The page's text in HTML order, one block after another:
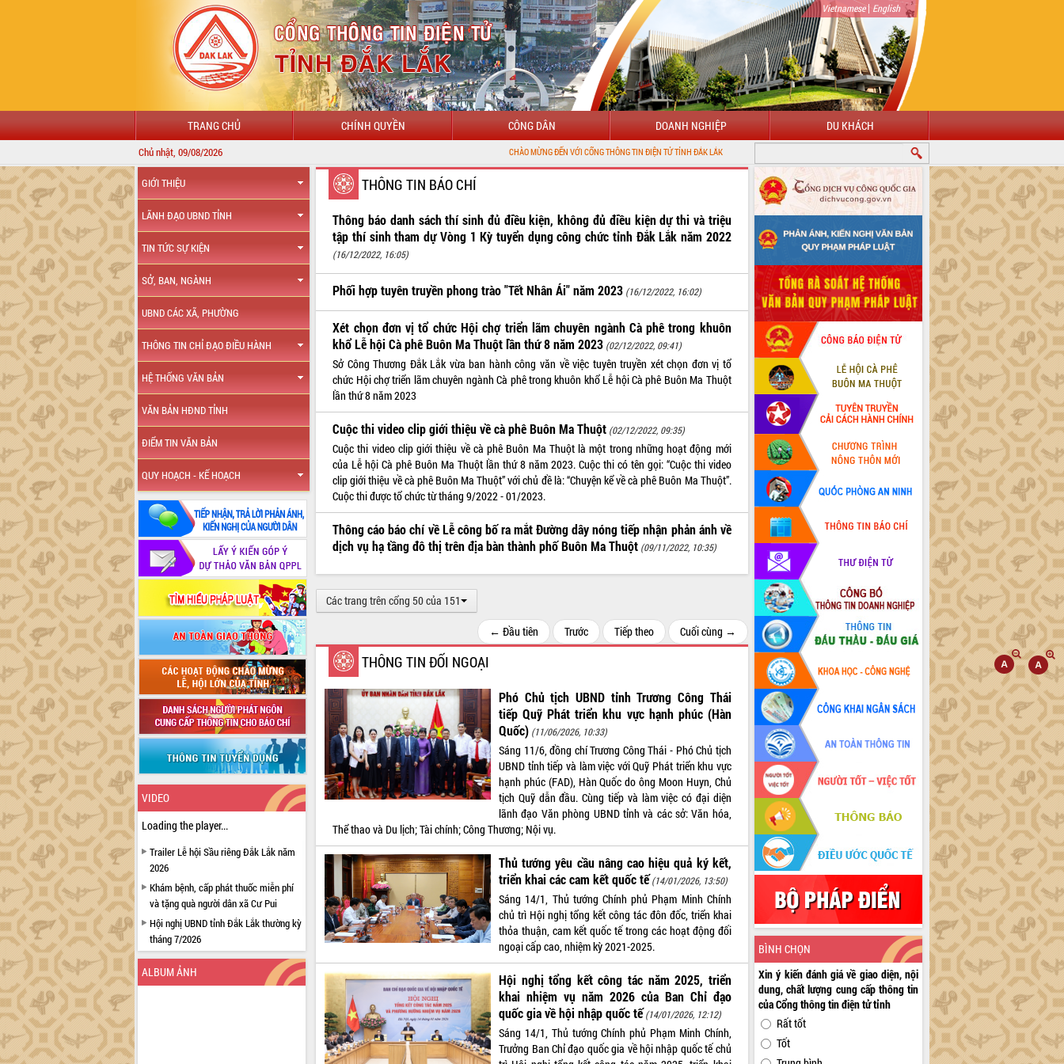
Vietnamese| English
TRANG CHỦ CHÍNH QUYỀN CÔNG DÂN DOANH NGHIỆP DU KHÁCH
Chủ nhật, 09/08/2026 CHÀO MỪNG ĐẾN VỚI CỔNG THÔNG TIN ĐIỆN TỬ TỈNH ĐẮK LẮK
GIỚI THIỆU
LÃNH ĐẠO UBND TỈNH
TIN TỨC SỰ KIỆN
SỞ, BAN, NGÀNH
UBND CÁC XÃ, PHƯỜNG
THÔNG TIN CHỈ ĐẠO ĐIỀU HÀNH
HỆ THỐNG VĂN BẢN
VĂN BẢN HĐND TỈNH
ĐIỂM TIN VĂN BẢN
QUY HOẠCH - KẾ HOẠCH
VIDEO
Loading the player...
Trailer Lễ hội Sầu riêng Đắk Lắk năm
2026
Khám bệnh, cấp phát thuốc miễn phí
và tặng quà người dân xã Cư Pui
Hội nghị UBND tỉnh Đắk Lắk thường kỳ
tháng 7/2026
Lễ truy tặng danh hiệu “Bà Mẹ Việt
Nam Anh hùng” và trao Huân chương
Lao động
ALBUM ẢNH
THÔNG TIN BÁO CHÍ
Thông báo danh sách thí sinh đủ điều kiện, không đủ điều kiện dự thi và triệu
tập thí sinh tham dự Vòng 1 Kỳ tuyển dụng công chức tỉnh Đắk Lắk năm 2022
(16/12/2022, 16:05)
Phối hợp tuyên truyền phong trào "Tết Nhân Ái" năm 2023 (16/12/2022, 16:02)
Xét chọn đơn vị tổ chức Hội chợ triển lãm chuyên ngành Cà phê trong khuôn
khổ Lễ hội Cà phê Buôn Ma Thuột lần thứ 8 năm 2023 (02/12/2022, 09:41)
Sở Công Thương Đắk Lắk vừa ban hành công văn về việc tuyên truyền xét chọn đơn vị tổ
chức Hội chợ triển lãm chuyên ngành Cà phê trong khuôn khổ Lễ hội Cà phê Buôn Ma Thuột
lần thứ 8 năm 2023
Cuộc thi video clip giới thiệu về cà phê Buôn Ma Thuột (02/12/2022, 09:35)
Cuộc thi video clip giới thiệu về cà phê Buôn Ma Thuột là một trong những hoạt động mới
của Lễ hội Cà phê Buôn Ma Thuột lần thứ 8 năm 2023. Cuộc thi có tên gọi: “Cuộc thi video
clip giới thiệu về cà phê Buôn Ma Thuột” với chủ đề là: “Chuyện kể về cà phê Buôn Ma Thuột”.
Cuộc thi được tổ chức từ tháng 9/2022 - 01/2023.
Thông cáo báo chí về Lễ công bố ra mắt Đường dây nóng tiếp nhận phản ánh về
dịch vụ hạ tầng đô thị trên địa bàn thành phố Buôn Ma Thuột (09/11/2022, 10:35)
Các trang trên cổng 50 của 151
← Đầu tiên Trước Tiếp theo Cuối cùng →
THÔNG TIN ĐỐI NGOẠI
Phó Chủ tịch UBND tỉnh Trương Công Thái
tiếp Quỹ Phát triển khu vực hạnh phúc (Hàn
Quốc) (11/06/2026, 10:33)
Sáng 11/6, đồng chí Trương Công Thái - Phó Chủ tịch
UBND tỉnh tiếp và làm việc với Quỹ Phát triển khu vực
hạnh phúc (FAD), Hàn Quốc do ông Moon Huyn, Chủ
tịch Quỹ dẫn đầu. Cùng tiếp và làm việc có đại diện
lãnh đạo Văn phòng UBND tỉnh và các sở: Văn hóa,
Thể thao và Du lịch; Tài chính; Công Thương; Nội vụ.
Thủ tướng yêu cầu nâng cao hiệu quả ký kết,
triển khai các cam kết quốc tế (14/01/2026, 13:50)
Sáng 14/1, Thủ tướng Chính phủ Phạm Minh Chính
chủ trì Hội nghị tổng kết công tác đôn đốc, triển khai
thỏa thuận, cam kết quốc tế trong các hoạt động đối
ngoại cấp cao, nhiệm kỳ 2021-2025.
Hội nghị tổng kết công tác năm 2025, triển
khai nhiệm vụ năm 2026 của Ban Chỉ đạo
quốc gia về hội nhập quốc tế (14/01/2026, 12:12)
Sáng 14/1, Thủ tướng Chính phủ Phạm Minh Chính,
Trưởng Ban Chỉ đạo quốc gia về hội nhập quốc tế chủ
BÌNH CHỌN
Xin ý kiến đánh giá về giao diện, nội
dung, chất lượng cung cấp thông tin
của Cổng thông tin điện tử tỉnh
Rất tốt
Tốt